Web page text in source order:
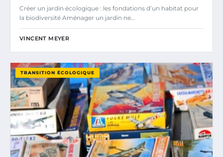
Créer un jardin écologique : les fondations d’un habitat pour
la biodiversité Aménager un jardin ne…
VINCENT MEYER
TRANSITION ÉCOLOGIQUE